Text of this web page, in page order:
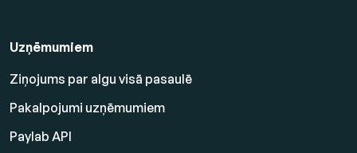
Uzņēmumiem
Ziņojums par algu visā pasaulē
Pakalpojumi uzņēmumiem
Paylab API